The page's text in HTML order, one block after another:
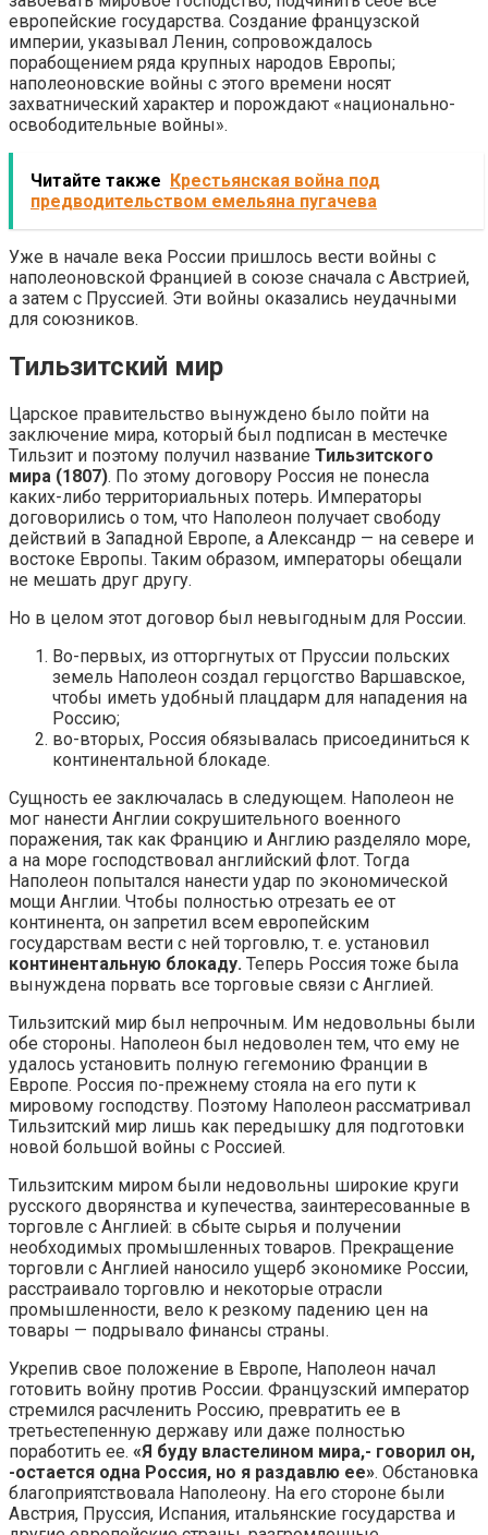
европейские государства. Создание французской
империи, указывал Ленин, сопровождалось
порабощением ряда крупных народов Европы;
наполеоновские войны с этого времени носят
захватнический характер и порождают «национально-
освободительные войны».
Читайте также
Крестьянская война под
предводительством емельяна пугачева
Уже в начале века России пришлось вести войны с
наполеоновской Францией в союзе сначала с Австрией,
а затем с Пруссией. Эти войны оказались неудачными
для союзников.
Тильзитский мир
Царское правительство вынуждено было пойти на
заключение мира, который был подписан в местечке
Тильзит и поэтому получил название Тильзитского
мира (1807). По этому договору Россия не понесла
каких-либо территориальных потерь. Императоры
договорились о том, что Наполеон получает свободу
действий в Западной Европе, а Александр — на севере и
востоке Европы. Таким образом, императоры обещали
не мешать друг другу.
Но в целом этот договор был невыгодным для России.
Во-первых, из отторгнутых от Пруссии польских
земель Наполеон создал герцогство Варшавское,
чтобы иметь удобный плацдарм для нападения на
Россию;
во-вторых, Россия обязывалась присоединиться к
континентальной блокаде.
Сущность ее заключалась в следующем. Наполеон не
мог нанести Англии сокрушительного военного
поражения, так как Францию и Англию разделяло море,
а на море господствовал английский флот. Тогда
Наполеон попытался нанести удар по экономической
мощи Англии. Чтобы полностью отрезать ее от
континента, он запретил всем европейским
государствам вести с ней торговлю, т. е. установил
континентальную блокаду. Теперь Россия тоже была
вынуждена порвать все торговые связи с Англией.
Тильзитский мир был непрочным. Им недовольны были
обе стороны. Наполеон был недоволен тем, что ему не
удалось установить полную гегемонию Франции в
Европе. Россия по-прежнему стояла на его пути к
мировому господству. Поэтому Наполеон рассматривал
Тильзитский мир лишь как передышку для подготовки
новой большой войны с Россией.
Тильзитским миром были недовольны широкие круги
русского дворянства и купечества, заинтересованные в
торговле с Англией: в сбыте сырья и получении
необходимых промышленных товаров. Прекращение
торговли с Англией наносило ущерб экономике России,
расстраивало торговлю и некоторые отрасли
промышленности, вело к резкому падению цен на
товары — подрывало финансы страны.
Укрепив свое положение в Европе, Наполеон начал
готовить войну против России. Французский император
стремился расчленить Россию, превратить ее в
третьестепенную державу или даже полностью
поработить ее. «Я буду властелином мира,- говорил он,
-остается одна Россия, но я раздавлю ее». Обстановка
благоприятствовала Наполеону. На его стороне были
Австрия, Пруссия, Испания, итальянские государства и